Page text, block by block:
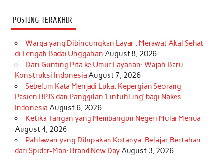
POSTING TERAKHIR
Warga yang Dibingungkan Layar : Merawat Akal Sehat
di Tengah Badai Unggahan August 8, 2026
Dari Gunting Pita ke Umur Layanan: Wajah Baru
Konstruksi Indonesia August 7, 2026
Sebelum Kata Menjadi Luka: Kepergian Seorang
Pasien BPJS dan Panggilan ‘Einfühlung’ bagi Nakes
Indonesia August 6, 2026
Ketika Tangan yang Membangun Negeri Mulai Menua
August 4, 2026
Pahlawan yang Dilupakan Kotanya: Belajar Bertahan
dari Spider-Man: Brand New DayAugust 3, 2026